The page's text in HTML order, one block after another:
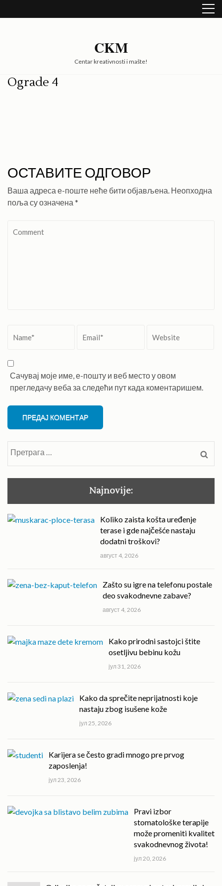
to
CKM
Centar kreativnosti i mašte!
Ograde 4
ОСТАВИТЕ ОДГОВОР
Ваша адреса е-поште неће бити објављена. Неопходна
поља су означена *
Сачувај моје име, е-пошту и веб место у овом
прегледачу веба за следећи пут када коментаришем.
Najnovije:
Koliko zaista košta uređenje
terase i gde najčešće nastaju
dodatni troškovi?
август 4, 2026
Zašto su igre na telefonu postale
deo svakodnevne zabave?
август 4, 2026
Kako prirodni sastojci štite
osetljivu bebinu kožu
јул 31, 2026
Kako da sprečite neprijatnosti koje
nastaju zbog isušene kože
јул 25, 2026
Karijera se često gradi mnogo pre prvog
zaposlenja!
јул 23, 2026
Pravi izbor
stomatološke terapije
može promeniti kvalitet
svakodnevnog života!
јул 20, 2026